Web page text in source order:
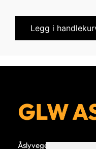
Legg i
Åslyvegen 5b